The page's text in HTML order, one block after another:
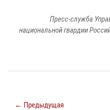
Пресс-служба
национальной гвардии
← Предыдущая